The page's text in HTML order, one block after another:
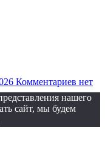
Комментариев нет
нашего
сайт, мы будем